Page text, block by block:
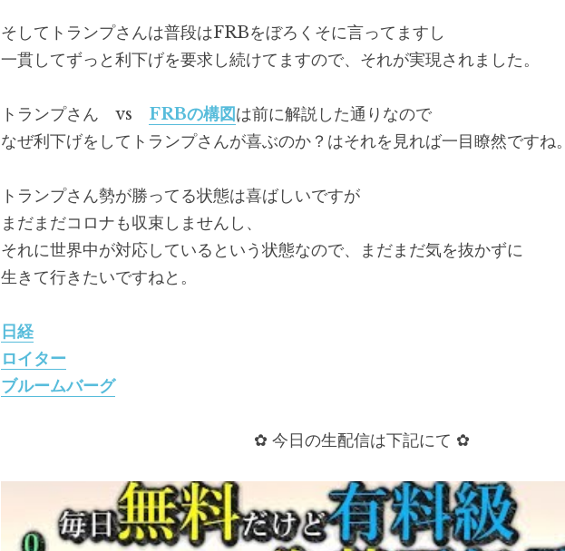
そしてトランプさんは普段はFRBをぼろくそに言ってますし
一貫してずっと利下げを要求し続けてますので、それが実現されました。
トランプさん　vs FRBの構図は前に解説した通りなので
なぜ利下げをしてトランプさんが喜ぶのか？はそれを見れば一目瞭然ですね。
トランプさん勢が勝ってる状態は喜ばしいですが
まだまだコロナも収束しませんし、
それに世界中が対応しているという状態なので、まだまだ気を抜かずに
生きて行きたいですねと。
日経
ロイター
ブルームバーグ
✿ 今日の生配信は下記にて ✿